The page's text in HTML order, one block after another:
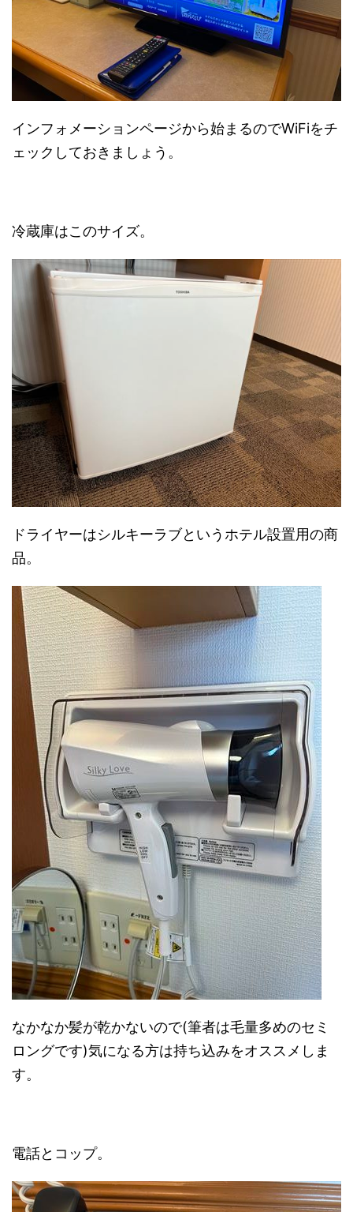
インフォメーションページから始まるのでWiFiをチ
ェックしておきましょう。
冷蔵庫はこのサイズ。
ドライヤーはシルキーラブというホテル設置用の商
品。
なかなか髪が乾かないので(筆者は毛量多めのセミ
ロングです)気になる方は持ち込みをオススメしま
す。
電話とコップ。